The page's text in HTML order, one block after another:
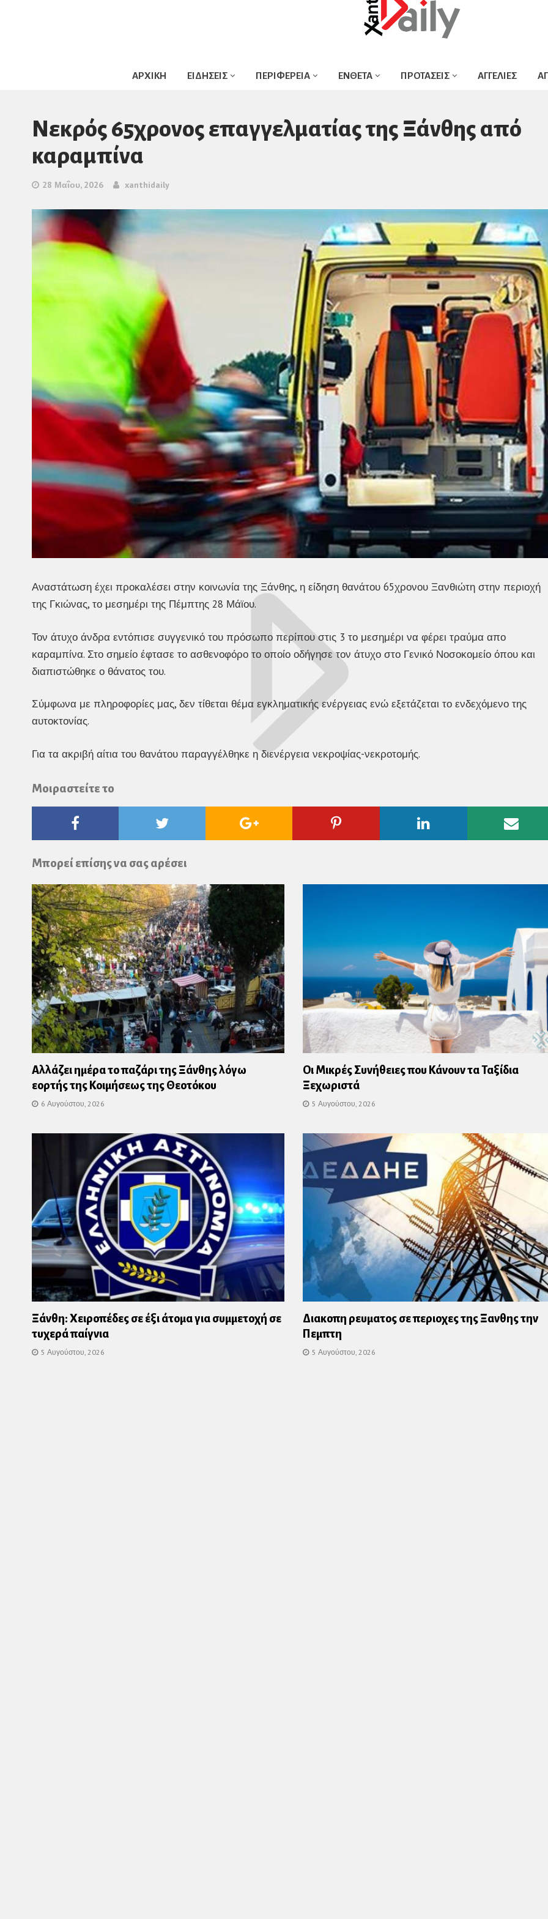
ΑΡΧΙΚΗ ΕΙΔΗΣΕΙΣ ΠΕΡΙΦΕΡΕΙΑ ΕΝΘΕΤΑ ΠΡΟΤΑΣΕΙΣ ΑΓΓΕΛΙΕΣ
Νεκρός 65χρονος επαγγελματίας της Ξάνθης από
καραμπίνα
28 Μαΐου, 2026 xanthidaily
Αναστάτωση έχει προκαλέσει στην κοινωνία της Ξάνθης, η είδηση θανάτου 65χρονου Ξανθιώτη στην περιοχή
της Γκιώνας, το μεσημέρι της Πέμπτης 28 Μάϊου.
Τον άτυχο άνδρα εντόπισε συγγενικό του πρόσωπο περίπου στις 3 το μεσημέρι να φέρει τραύμα απο
καραμπίνα. Στο σημείο έφτασε το ασθενοφόρο το οποίο οδήγησε τον άτυχο στο Γενικό Νοσοκομείο όπου και
διαπιστώθηκε ο θάνατος του.
Σύμφωνα με πληροφορίες μας, δεν τίθεται θέμα εγκληματικής ενέργειας ενώ εξετάζεται το ενδεχόμενο της
αυτοκτονίας.
Για τα ακριβή αίτια του θανάτου παραγγέλθηκε η διενέργεια νεκροψίας-νεκροτομής.
Μοιραστείτε το
Twitter
Google
Pinterest Linkedin
Μπορεί επίσης να σας αρέσει
Αλλάζει ημέρα το παζάρι της Ξάνθης λόγω
εορτής της Κοιμήσεως της Θεοτόκου
6 Αυγούστου, 2026
Οι Μικρές Συνήθειες που Κάνουν τα Ταξίδια
Ξεχωριστά
5 Αυγούστου, 2026
Ξάνθη: Χειροπέδες σε έξι άτομα για συμμετοχή σε
τυχερά παίγνια
5 Αυγούστου, 2026
Διακοπη ρευματος σε περιοχες της Ξανθης την
Πεμπτη
5 Αυγούστου, 2026